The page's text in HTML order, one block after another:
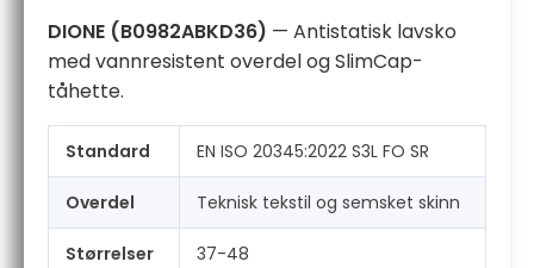
DIONE (B0982ABKD36) — Antistatisk lavsko
med vannresistent overdel og SlimCap-
tåhette.
Standard EN ISO 20345:2022 S3L FO SR
Overdel Teknisk tekstil og semsket skinn
Størrelser 37-48